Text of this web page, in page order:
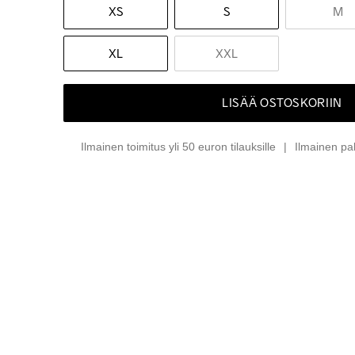
XS S M
XL XXL
LISÄÄ OSTOSKORIIN
Ilmainen toimitus yli 50 euron tilauksille Ilmainen